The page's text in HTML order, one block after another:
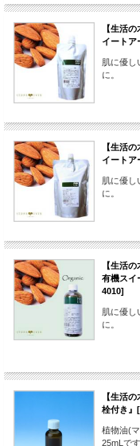
【生活
イートア
肌に優し
に。
【生活
イートア
肌に優し
に。
【生活
有機スイ
4010]
肌に優し
に。
【生活
栓付き』
植物油(
25mLで